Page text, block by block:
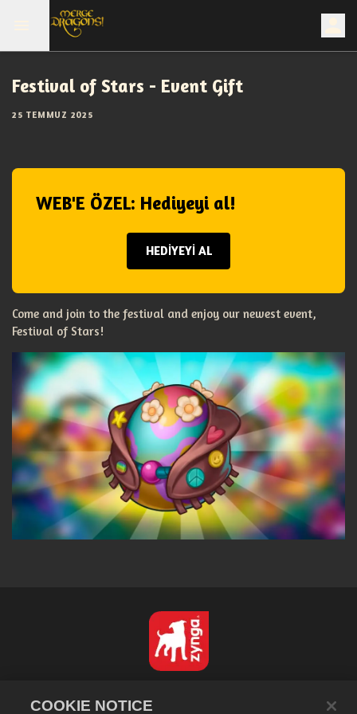
Festival of Stars - Event Gift
25 TEMMUZ 2025
WEB'E ÖZEL: Hediyeyi al!
HEDİYEYİ AL
Come and join to the festival and enjoy our newest event,
Festival of Stars!
COOKIE NOTICE